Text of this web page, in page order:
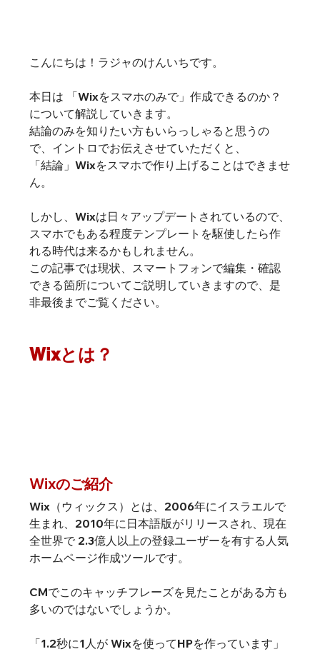
こんにちは！ラジャのけんいちです。
本日は 「Wixをスマホのみで」作成できるのか？
について解説していきます。
結論のみを知りたい方もいらっしゃると思うの
で、イントロでお伝えさせていただくと、
「結論」Wixをスマホで作り上げることはできませ
ん。
しかし、Wixは日々アップデートされているので、
スマホでもある程度テンプレートを駆使したら作
れる時代は来るかもしれません。
この記事では現状、スマートフォンで編集・確認
できる箇所についてご説明していきますので、是
非最後までご覧ください。
Wixとは？
Wixのご紹介
Wix（ウィックス）とは、2006年にイスラエルで
生まれ、2010年に日本語版がリリースされ、現在
全世界で 2.3億人以上の登録ユーザーを有する人気
ホームページ作成ツールです。
CMでこのキャッチフレーズを見たことがある方も
多いのではないでしょうか。
「1.2秒に1人が Wixを使ってHPを作っています」